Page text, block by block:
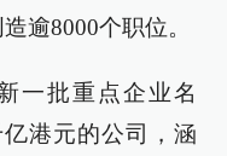
逾8000个职位。
一批重点企业名
港元的公司，涵